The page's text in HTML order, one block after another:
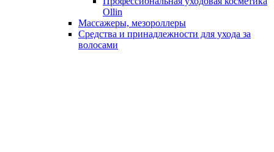
Ollin
Массажеры, мезороллеры
Средства и принадлежности для ухода за
волосами